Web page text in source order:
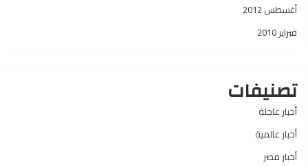
أغسطس 2012
فبراير 2010
تصنيفات
أخبار عاجلة
أخبار عالمية
أخبار مصر